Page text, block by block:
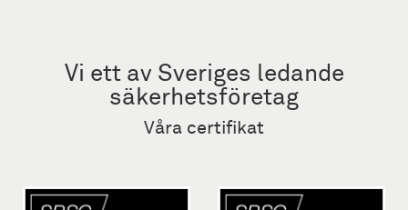
Vi ett av Sveriges ledande
säkerhetsföretag
Våra certifikat